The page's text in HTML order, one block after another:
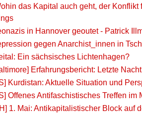
das Kapital auch geht, der
in Hannover geoutet - Patrick
gegen Anarchist_innen in
Ein sächsisches Lichtenhagen?
Erfahrungsbericht: Letzte
Kurdistan: Aktuelle Situation und
Offenes Antifaschistisches Treffen im
1. Mai: Antikapitalistischer Block auf